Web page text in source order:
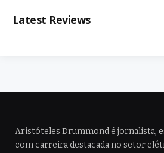
Latest Reviews
Aristóteles Drummond é jornalista,
com carreira destacada no setor